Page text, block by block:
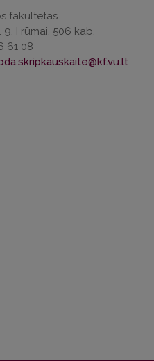
fakultetas
I rūmai, 506 kab.
61 08